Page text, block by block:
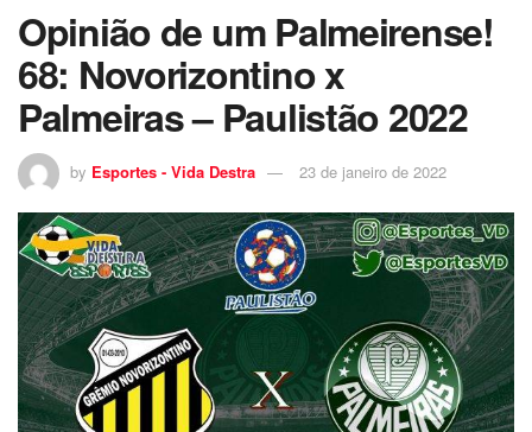
Opinião de um Palmeirense!
68: Novorizontino x
Palmeiras – Paulistão 2022
by Esportes - Vida Destra 23 de janeiro de 2022